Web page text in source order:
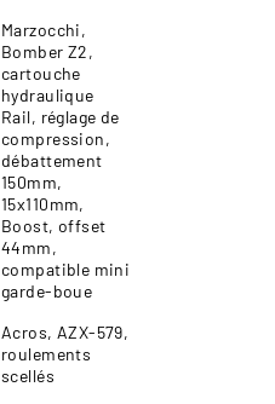
Marzocchi,
Bomber Z2,
cartouche
hydraulique
Rail, réglage de
compression,
débattement
150mm,
15x110mm,
Boost, offset
44mm,
compatible mini
garde-boue
Acros, AZX-579,
roulements
scellés